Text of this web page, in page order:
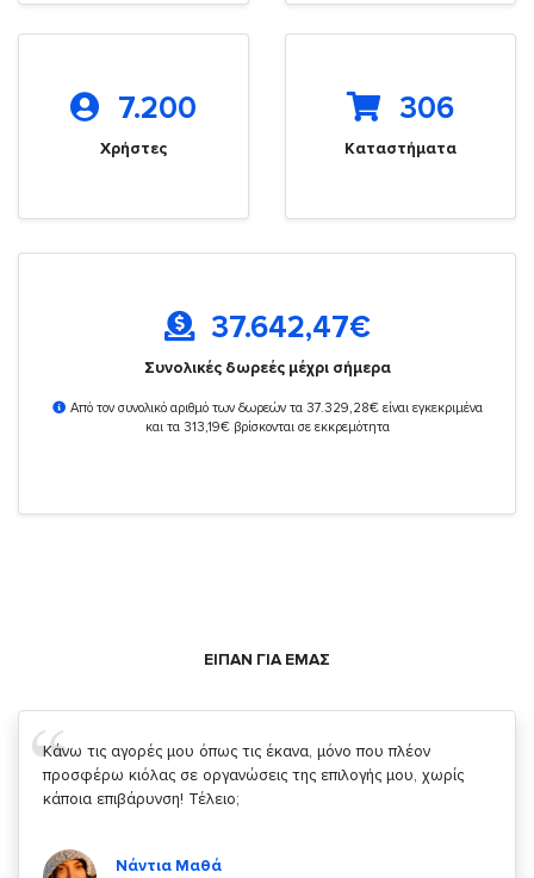
7.200
Χρήστες
306
Καταστήματα
37.642,47€
Συνολικές δωρεές μέχρι σήμερα
Από τον συνολικό αριθμό των δωρεών τα 37.329,28€ είναι εγκεκριμένα
και τα 313,19€ βρίσκονται σε εκκρεμότητα
ΕΙΠΑΝ ΓΙΑ ΕΜΑΣ
Σας ευχαριστώ που μας δίνετε την δυνατότητα να κάνουμε
κάτι!
Χρήστης τουYouBeHero